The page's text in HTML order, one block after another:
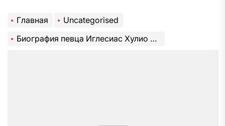
Главная
Uncategorised
Биография певца Иглесиас Хулио — нескончаемые успехи и вечные достижения испанской поп-дивы